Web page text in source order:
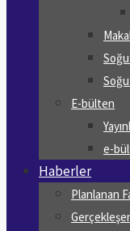
E-bülten
e-
Haberler
Planlanan